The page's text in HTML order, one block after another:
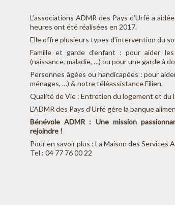
L’associations ADMR des Pays d’Urfé a
heures ont été réalisées en 2017.
Elle offre plusieurs types d’intervention du
Famille et garde d’enfant : pour aider
(naissance, maladie, …) ou pour une garde à
Personnes âgées ou handicapées : pour
ménages, …) & notre téléassistance Filien.
Qualité de Vie : Entretien du logement et du
L’ADMR des Pays d’Urfé gère la banque
Bénévole ADMR : Une mission
rejoindre !
Pour en savoir plus : La Maison des Services
Tel : 04 77 76 00 22